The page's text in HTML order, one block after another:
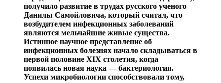
получило развитие в трудах русского ученого
Данилы Самойловича, который считал, что
возбудителем инфекционных заболеваний
являются мельчайшие живые существа.
Истинное научное представление об
инфекционных болезнях начало складываться в
первой половине XIX столетия, когда
появилась новая наука — бактериология.
Успехи микробиологии способствовали тому,